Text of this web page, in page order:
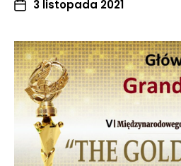
3 listopada 2021